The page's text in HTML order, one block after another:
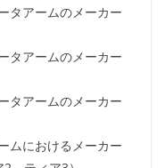
タアームのメーカー
タアームのメーカー
タアームのメーカー
ムにおけるメーカー